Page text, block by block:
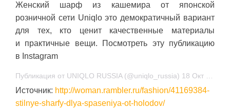
Женский шарф из кашемира от японской
розничной сети Uniqlo это демократичный вариант
для тех, кто ценит качественные материалы
и практичные вещи. Посмотреть эту публикацию
в Instagram
Публикация от UNIQLO RUSSIA (@uniqlo_russia) 18 Окт 2018 в 8:41 PDT
Источник: http://woman.rambler.ru/fashion/41169384-
stilnye-sharfy-dlya-spaseniya-ot-holodov/